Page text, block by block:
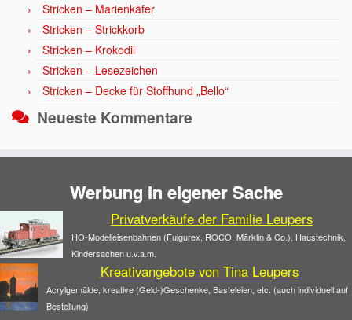
Stricken – Marienkäfer
Stricken – Strickkorb
Stricken – Krokodil
Stricken – Lesezeichen
Stricken – Decke für Stoffhund „Bello“
Neueste Kommentare
Werbung in eigener Sache
Privatverkäufe der Familie Leupers
HO-Modelleisenbahnen (Fulgurex, ROCO, Märklin & Co.), Haustechnik,
Kindersachen u.v.a.m.
Kreativangebote von Tina Leupers
Acrylgemälde, kreative (Geld-)Geschenke, Basteleien, etc. (auch individuell auf
Bestellung)